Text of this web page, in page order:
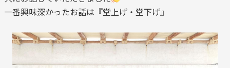
一番興味深かったお話は『堂上げ・堂下げ』